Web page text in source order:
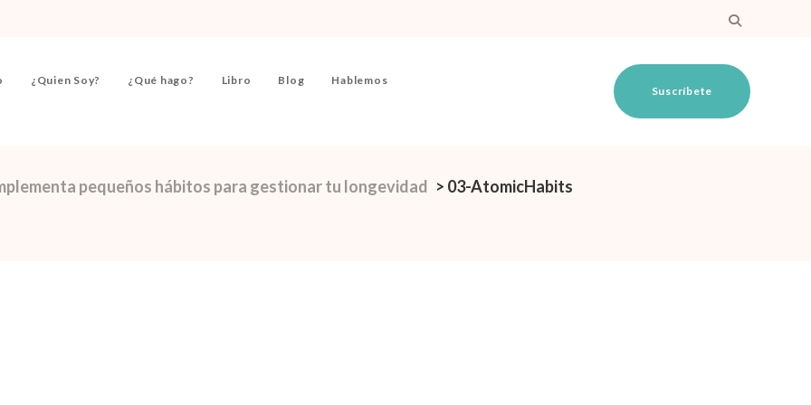
¿Quien Soy? ¿Qué hago? Libro Blog
Hablemos
Suscríbete
pequeños hábitos para gestionar tu longevidad > 03-AtomicHabits